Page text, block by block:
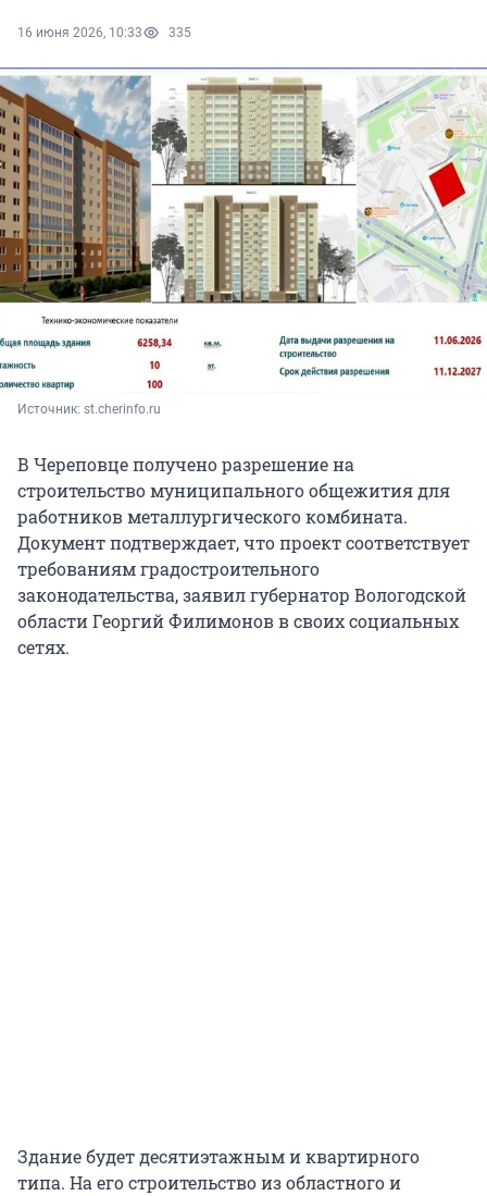
16 июня 2026, 10:33 335
Источник: st.cherinfo.ru
В Череповце получено разрешение на
строительство муниципального общежития для
работников металлургического комбината.
Документ подтверждает, что проект соответствует
требованиям градостроительного
законодательства, заявил губернатор Вологодской
области Георгий Филимонов в своих социальных
сетях.
Здание будет десятиэтажным и квартирного
типа. На его строительство из областного и